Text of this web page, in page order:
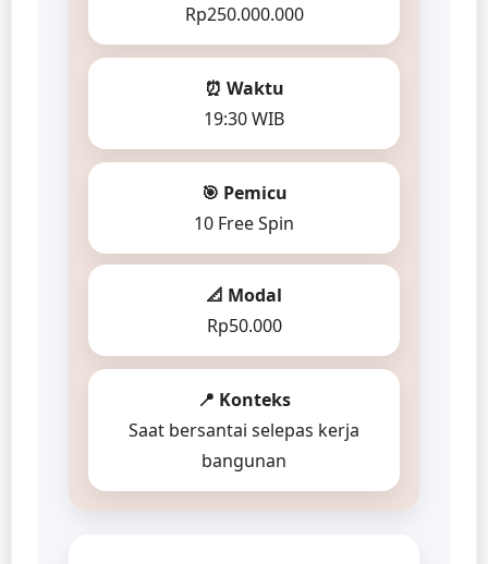
Rp250.000.000
⏰ Waktu
19:30 WIB
🎯 Pemicu
10 Free Spin
📐 Modal
Rp50.000
📍 Konteks
Saat bersantai selepas kerja
bangunan